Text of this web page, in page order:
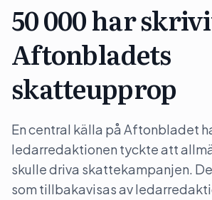
50 000 har
Aftonbladets
skatteupprop
En central källa på Aftonbladet
ledarredaktionen tyckte att
skulle driva skattekampanjen.
som tillbakavisas av